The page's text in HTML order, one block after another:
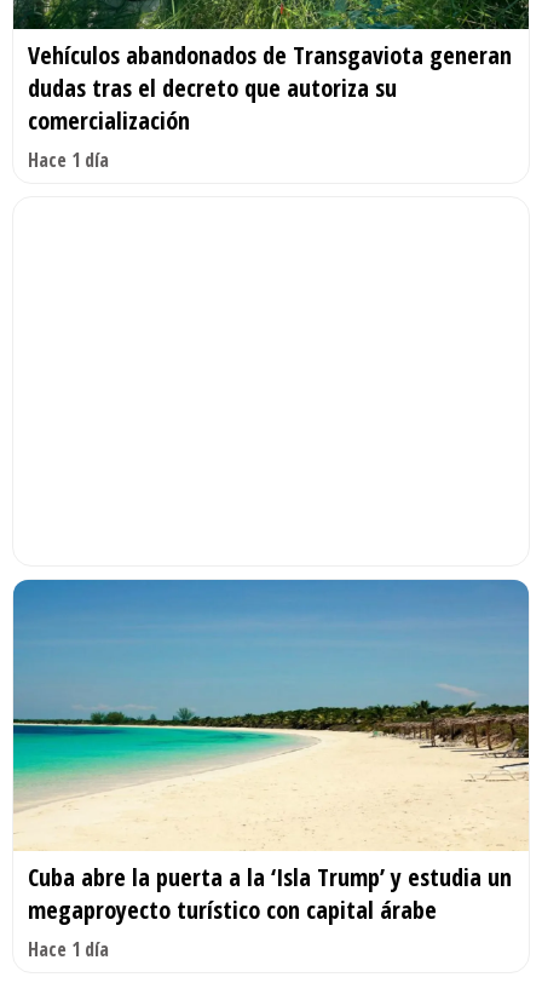
Vehículos abandonados de Transgaviota generan
dudas tras el decreto que autoriza su
comercialización
Hace 1 día
Cuba abre la puerta a la ‘Isla Trump’ y estudia un
megaproyecto turístico con capital árabe
Hace 1 día